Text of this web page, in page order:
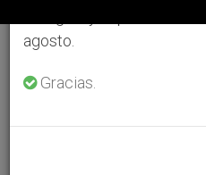
agosto.
Gracias.